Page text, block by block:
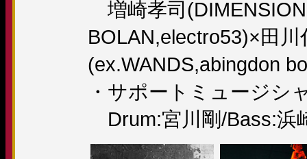
増崎孝司
BOLAN,electro53)×田
(ex.WANDS,abingdon
・サポートミュージシ
Drum:宮川剛/Bass:浜